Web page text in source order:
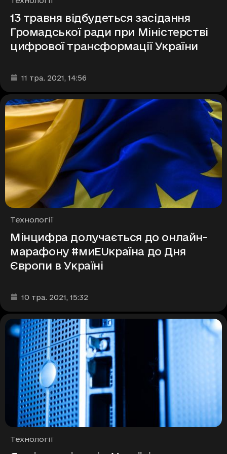
13 травня відбудеться засідання
Громадської ради при Міністерстві
цифрової трансформації України
Дата та час публікації
11 тра. 2021, 14:56
Рубрики
Технології
Мінцифра долучається до онлайн-
марафону #миEUкраїна до Дня
Європи в Україні
Дата та час публікації
10 тра. 2021, 15:32
Рубрики
Технології